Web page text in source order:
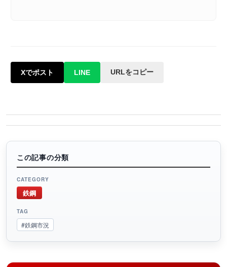
Xでポスト LINE URLをコピー
この記事の分類
CATEGORY
鉄鋼
TAG
#鉄鋼市況